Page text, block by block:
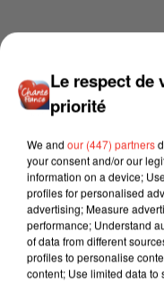
Le respect de
priorité
We and our (447) partners
your consent and/or our
information on a device;
profiles for personalised
advertising; Measure
performance; Understand
of data from different
profiles to personalise
content; Use limited data to